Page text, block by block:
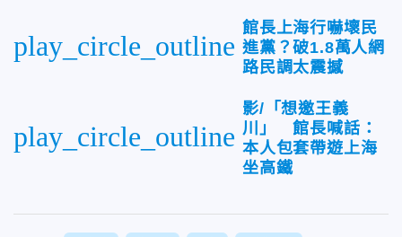
play_circle_outline
館長上海行嚇壞民
進黨？破1.8萬人網
路民調太震撼
play_circle_outline
影/「想邀王義
川」 館長喊話：
本人包套帶遊上海
坐高鐵